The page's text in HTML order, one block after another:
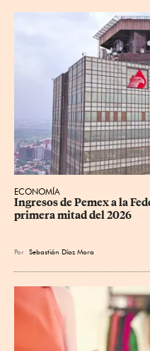
ECONOMÍA
Ingresos de Pemex a la
primera mitad del 2026
Por Sebastián Díaz Mora